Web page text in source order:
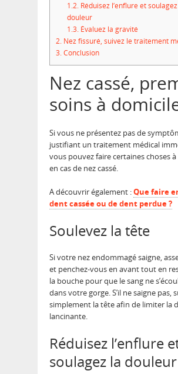
1.2.Réduisez l’enflure et
douleur
1.3.Évaluez la gravité
2. Nez fissuré, suivez le traitement
3.Conclusion
Nez cassé,
soins à
Si vous ne présentez pas de
justifiant un traitement médical
vous pouvez faire certaines choses
en cas de nez cassé.
A découvrir également :Que faire
dent cassée ou de dent perdue ?
Soulevez la tête
Si votre nez endommagé saigne,
et penchez-vous en avant tout en
la bouche pour que le sang ne
dans votre gorge. S’il ne saigne pas,
simplement la tête afin de limiter la
lancinante.
Réduisez l’enflure
soulagez la douleur